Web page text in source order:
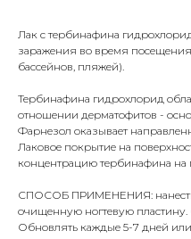
Лак с тербинафина
заражения во время
бассейнов, пляжей).
Тербинафина гидрохлорид
отношении дерматофитов -
Фарнезол оказывает
Лаковое покрытие на
концентрацию тербинафина
СПОСОБ ПРИМЕНЕНИЯ: нанести
очищенную ногтевую
Обновлять каждые 5-7 дней